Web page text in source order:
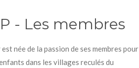
- Les membres
née de la passion de ses membres pour
dans les villages reculés du